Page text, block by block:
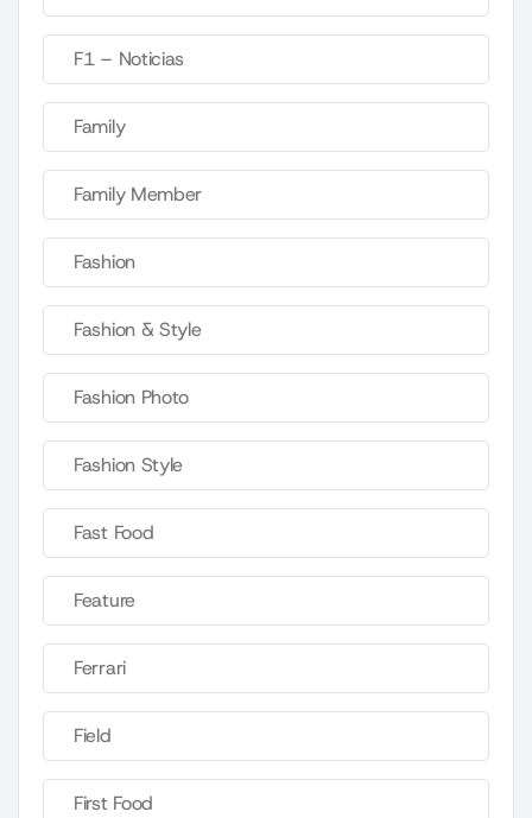
F1 – Noticias
Family
Family Member
Fashion
Fashion & Style
Fashion Photo
Fashion Style
Fast Food
Feature
Ferrari
Field
First Food